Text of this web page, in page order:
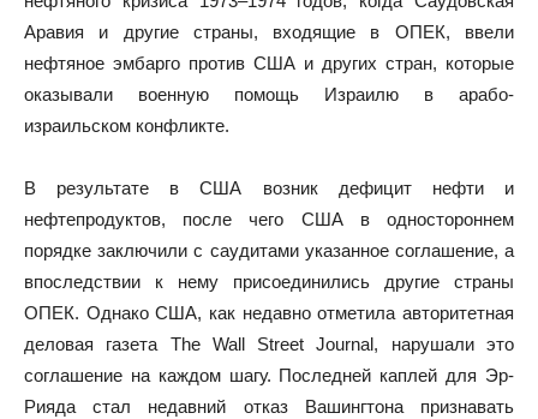
Аравия и другие страны, входящие в ОПЕК, ввели
нефтяное эмбарго против США и других стран, которые
оказывали военную помощь Израилю в арабо-
израильском конфликте.
В результате в США возник дефицит нефти и
нефтепродуктов, после чего США в одностороннем
порядке заключили с саудитами указанное соглашение, а
впоследствии к нему присоединились другие страны
ОПЕК. Однако США, как недавно отметила авторитетная
деловая газета The Wall Street Journal, нарушали это
соглашение на каждом шагу. Последней каплей для Эр-
Рияда стал недавний отказ Вашингтона признавать